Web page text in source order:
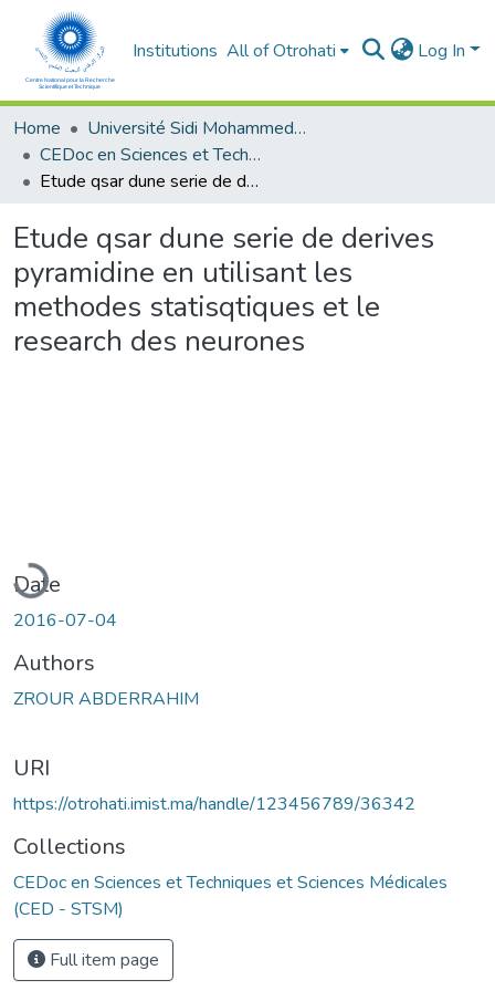
Institutions All of Otrohati Log In
Home
Université Sidi Mohammed Ben Abdellah - Fès
CEDoc en Sciences et Techniques et Sciences Médicales (CED - STSM)
Etude qsar dune serie de derives pyramidine en utilisant les methodes statisqtiques et le research des neurones
Etude qsar dune serie de derives
pyramidine en utilisant les
methodes statisqtiques et le
research des neurones
Date
2016-07-04
Authors
ZROUR ABDERRAHIM
URI
https://otrohati.imist.ma/handle/123456789/36342
Collections
CEDoc en Sciences et Techniques et Sciences Médicales
(CED - STSM)
Full item page